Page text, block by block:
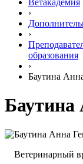
Ветакадемия
›
›
образования
›
Баутина
Баутина
Ветеринарный